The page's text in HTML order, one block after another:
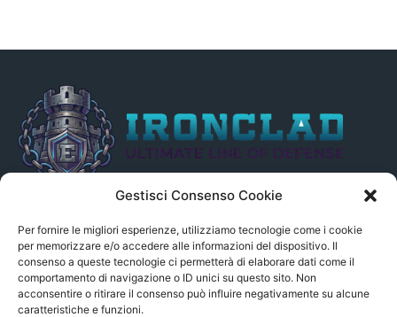
Gestisci Consenso Cookie
Per fornire le migliori esperienze, utilizziamo tecnologie come i cookie
per memorizzare e/o accedere alle informazioni del dispositivo. Il
consenso a queste tecnologie ci permetterà di elaborare dati come il
comportamento di navigazione o ID unici su questo sito. Non
acconsentire o ritirare il consenso può influire negativamente su alcune
caratteristiche e funzioni.
indirettamente, alle Fonti delle notizie segnalate né può essere
ritenuto responsabile ad alcun titolo dei loro contenuti. Si precisa
altresì che le notizie segnalate dall’aggregatore NON sono da
intendersi in alcun modo di proprietà del sito GenSys.it, ad
eccezione degli articoli e dei documenti pubblicati nel blog.